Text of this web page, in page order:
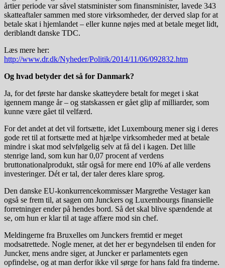
årtier periode var såvel statsminister som finansminister, lavede 343
skatteaftaler sammen med store virksomheder, der derved slap for at
betale skat i hjemlandet – eller kunne nøjes med at betale meget lidt,
deriblandt danske TDC.
Læs mere her:
http://www.dr.dk/Nyheder/Politik/2014/11/06/092832.htm
Og hvad betyder det så for Danmark?
Ja, for det første har danske skatteydere betalt for meget i skat
igennem mange år – og statskassen er gået glip af milliarder, som
kunne være gået til velfærd.
For det andet at det vil fortsætte, idet Luxembourg mener sig i deres
gode ret til at fortsætte med at hjælpe virksomheder med at betale
mindre i skat mod selvfølgelig selv at få del i kagen. Det lille
stenrige land, som kun har 0,07 procent af verdens
bruttonationalprodukt, står også for mere end 10% af alle verdens
investeringer. Dét er tal, der taler deres klare sprog.
Den danske EU-konkurrencekommissær Margrethe Vestager kan
også se frem til, at sagen om Junckers og Luxembourgs finansielle
forretninger ender på hendes bord. Så det skal blive spændende at
se, om hun er klar til at tage affære mod sin chef.
Meldingerne fra Bruxelles om Junckers fremtid er meget
modsatrettede. Nogle mener, at det her er begyndelsen til enden for
Juncker, mens andre siger, at Juncker er parlamentets egen
opfindelse, og at man derfor ikke vil sørge for hans fald fra tinderne.